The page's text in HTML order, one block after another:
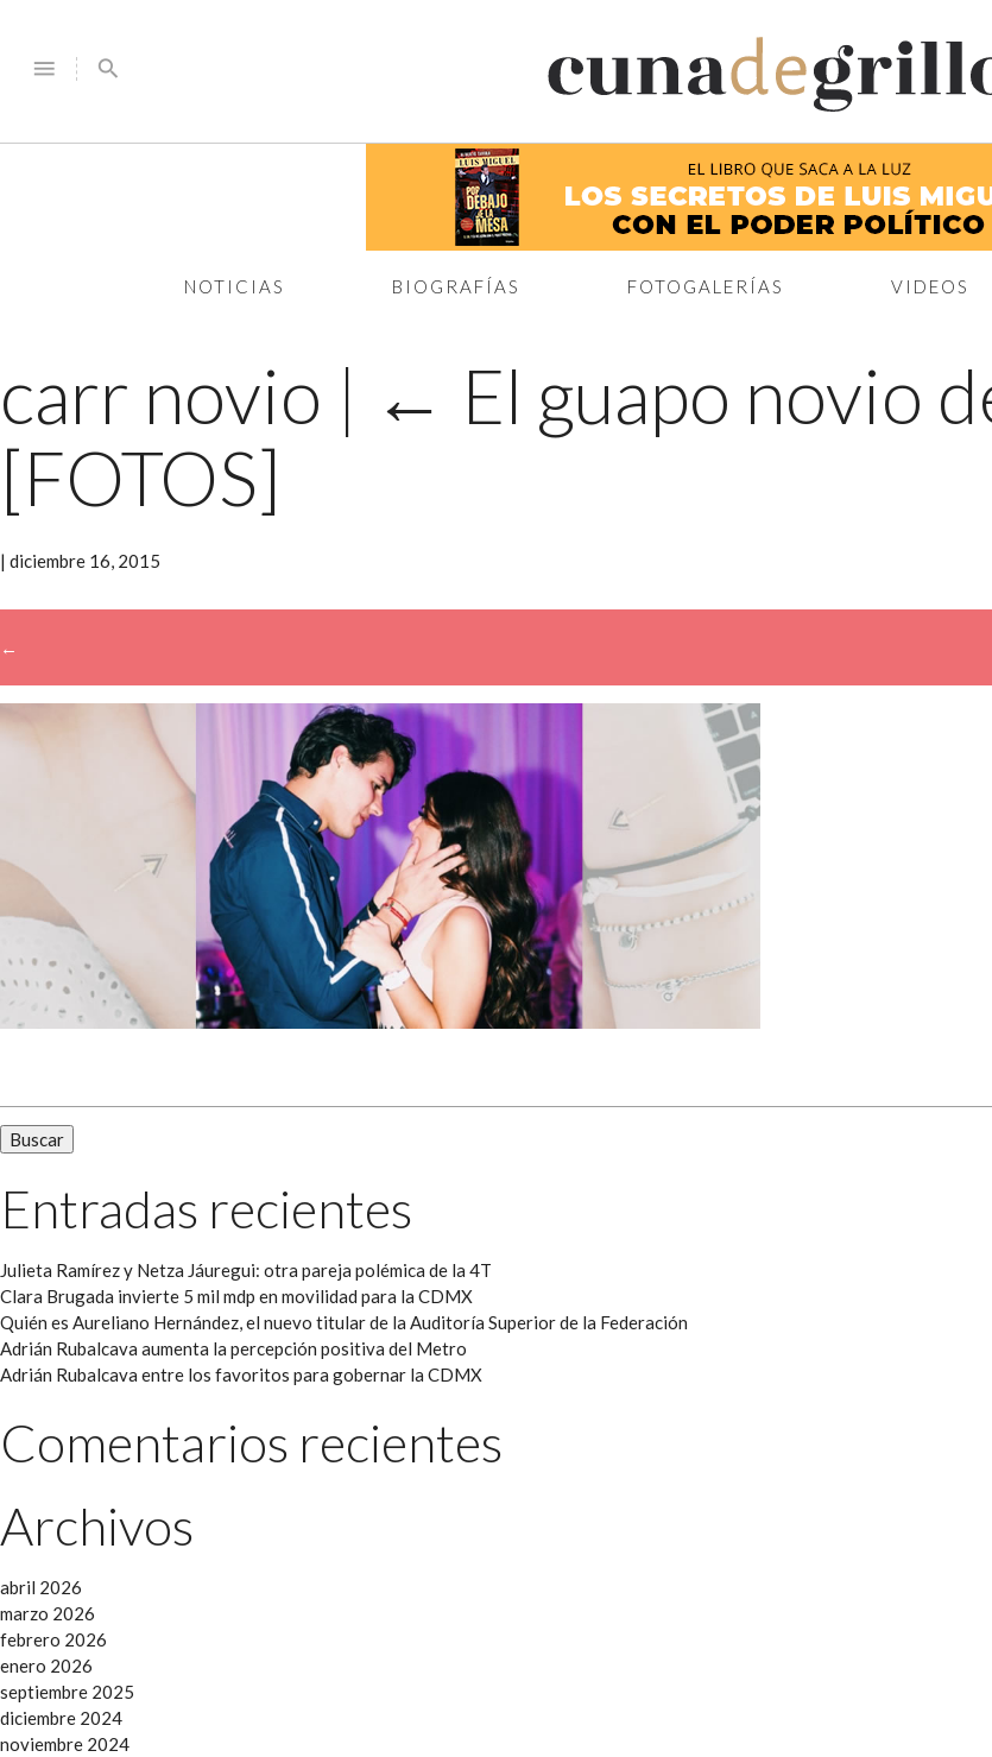
menu search
NOTICIAS BIOGRAFÍAS FOTOGALERÍAS VIDEOS
carr novio | ← El guapo novio
[FOTOS]
| diciembre 16, 2015
←
→
Entradas recientes
Julieta Ramírez y Netza Jáuregui: otra pareja polémica de la 4T
Clara Brugada invierte 5 mil mdp en movilidad para la CDMX
Quién es Aureliano Hernández, el nuevo titular de la Auditoría Superior de la Federación
Adrián Rubalcava aumenta la percepción positiva del Metro
Adrián Rubalcava entre los favoritos para gobernar la CDMX
Comentarios recientes
Archivos
abril 2026
marzo 2026
febrero 2026
enero 2026
septiembre 2025
diciembre 2024
noviembre 2024